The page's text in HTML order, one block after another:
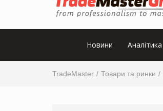
Новини Аналітика
TradeMaster Товари та ринки